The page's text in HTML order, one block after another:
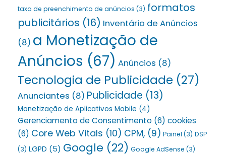
taxa de preenchimento de anúncios (3) formatos
publicitários (16) Inventário de Anúncios
(8) a Monetização de
Anúncios (67) Anúncios (8)
Tecnologia de Publicidade (27)
Anunciantes (8) Publicidade (13)
Monetização de Aplicativos Mobile (4)
Gerenciamento de Consentimento (6) cookies
(6) Core Web Vitals (10) CPM, (9) Painel (3) DSP
(3) LGPD (5) Google (22) Google AdSense (3)